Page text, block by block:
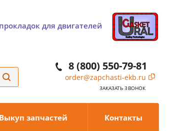
для двигателей
8 (800) 550-79-81
order@zapchasti-ekb.ru
ЗАКАЗАТЬ ЗВОНОК
Выкуп запчастей Контакты